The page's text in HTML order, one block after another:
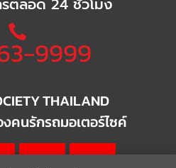
ตลอด 24 ชั่วโมง
9999
THAILAND
คนรักรถมอเตอร์ไซค์